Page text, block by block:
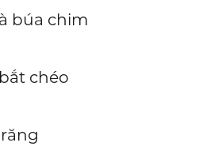
búa chim
chéo